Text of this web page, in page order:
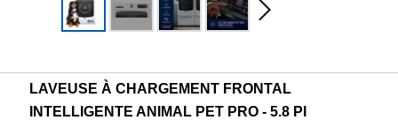
LAVEUSE À CHARGEMENT FRONTAL
INTELLIGENTE ANIMAL PET PRO - 5.8 PI